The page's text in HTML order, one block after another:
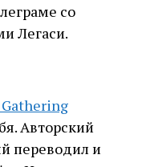
со
Легаси.
Авторский
переводил и